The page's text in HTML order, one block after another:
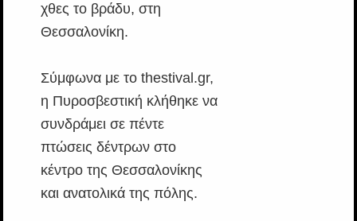
χθες το βράδυ, στη
Θεσσαλονίκη.
Σύμφωνα με το thestival.gr,
η Πυροσβεστική κλήθηκε να
συνδράμει σε πέντε
πτώσεις δέντρων στο
κέντρο της Θεσσαλονίκης
και ανατολικά της πόλης.